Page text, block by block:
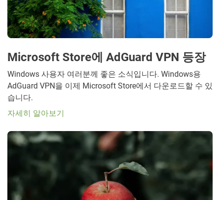
Microsoft Store에 AdGuard VPN 등장
Windows 사용자 여러분께 좋은 소식입니다. Windows용
AdGuard VPN을 이제 Microsoft Store에서 다운로드할 수 있
습니다.
자세히 알아보기